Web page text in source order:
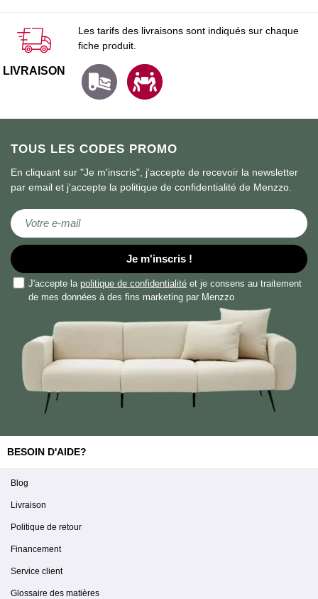
TOUS LES CODES PROMO
En cliquant sur "Je m'inscris", j'accepte de recevoir la newsletter
par email et j'accepte la politique de confidentialité de Menzzo.
Inscription à notre lettre d’information :
Je m'inscris !
J'accepte la politique de confidentialité et je consens au traitement
de mes données à des fins marketing par Menzzo
LIVRAISON
Les tarifs des livraisons sont indiqués sur chaque
fiche produit.
BESOIN D'AIDE?
Blog
Livraison
Politique de retour
Financement
Service client
Glossaire des matières